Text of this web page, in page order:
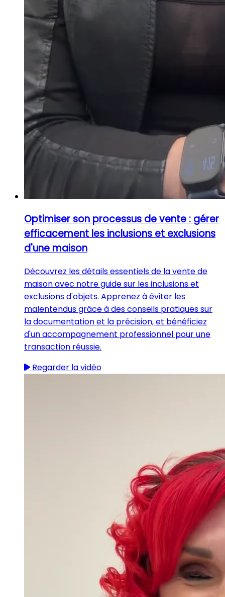
Optimiser son processus de vente : gérer
efficacement les inclusions et exclusions
d'une maison
Découvrez les détails essentiels de la vente de
maison avec notre guide sur les inclusions et
exclusions d'objets. Apprenez à éviter les
malentendus grâce à des conseils pratiques sur
la documentation et la précision, et bénéficiez
d'un accompagnement professionnel pour une
transaction réussie.
Regarder la vidéo